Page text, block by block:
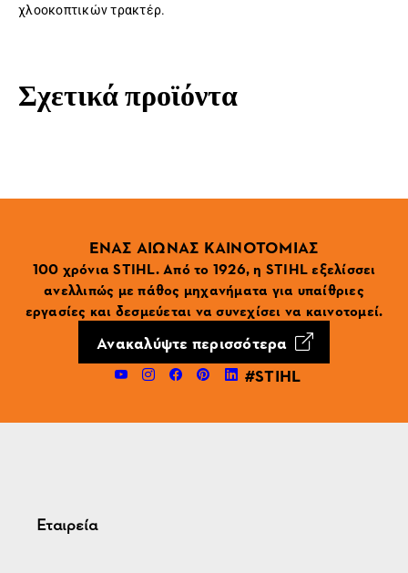
χλοοκοπτικών τρακτέρ.
Σχετικά προϊόντα
ΕΝΑΣ ΑΙΩΝΑΣ ΚΑΙΝΟΤΟΜΙΑΣ
100 χρόνια STIHL. Από το 1926, η STIHL εξελίσσει
ανελλιπώς με πάθος μηχανήματα για υπαίθριες
εργασίες και δεσμεύεται να συνεχίσει να καινοτομεί.
Ανακαλύψτε περισσότερα
#STIHL
Εταιρεία